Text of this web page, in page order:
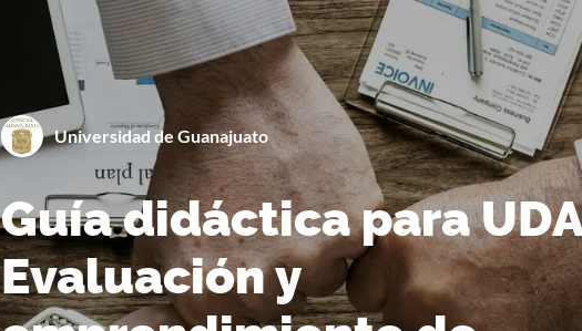
Universidad de Guanajuato ByUniversidad de Guanajuato
Guía didáctica para UDA
Evaluación y